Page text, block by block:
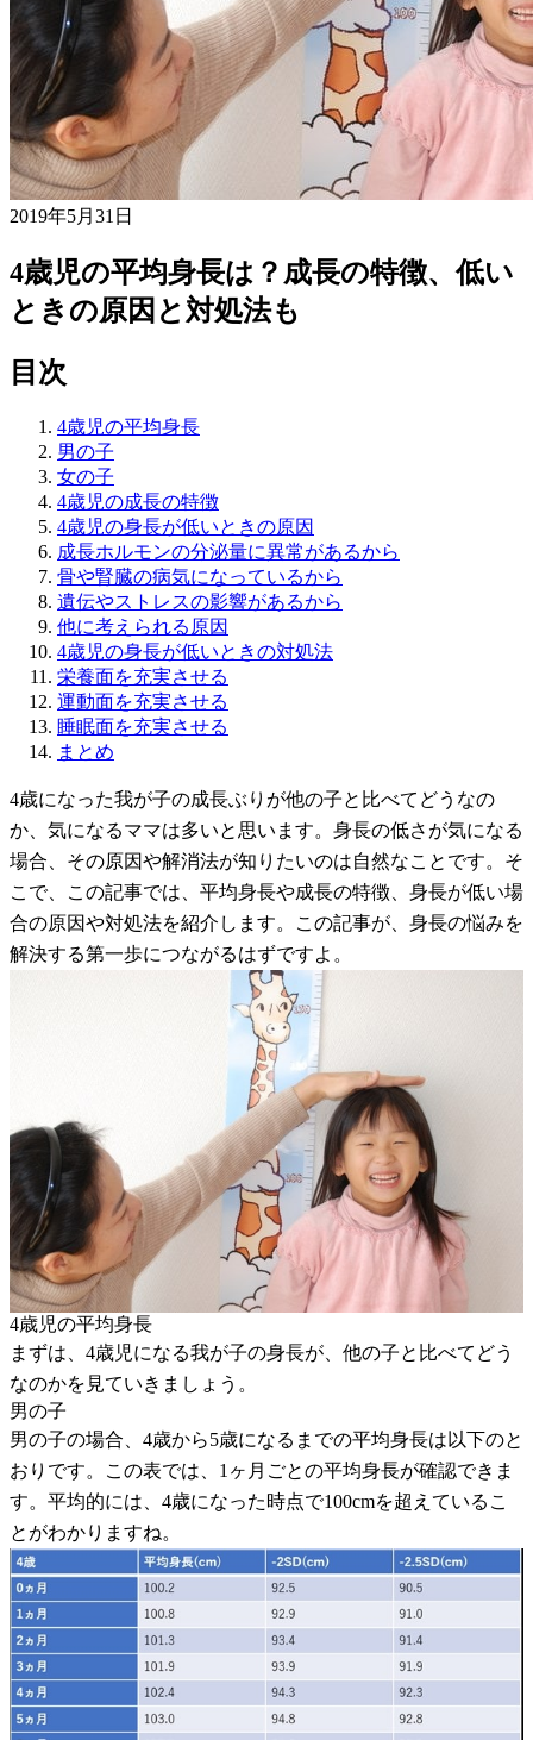
2019年5月31日
4歳児の平均身長は？成長の特徴、低い
ときの原因と対処法も
目次
4歳児の平均身長
男の子
女の子
4歳児の成長の特徴
4歳児の身長が低いときの原因
成長ホルモンの分泌量に異常があるから
骨や腎臓の病気になっているから
遺伝やストレスの影響があるから
他に考えられる原因
4歳児の身長が低いときの対処法
栄養面を充実させる
運動面を充実させる
睡眠面を充実させる
まとめ
4歳になった我が子の成長ぶりが他の子と比べてどうなの
か、気になるママは多いと思います。身長の低さが気になる
場合、その原因や解消法が知りたいのは自然なことです。そ
こで、この記事では、平均身長や成長の特徴、身長が低い場
合の原因や対処法を紹介します。この記事が、身長の悩みを
解決する第一歩につながるはずですよ。
4歳児の平均身長
まずは、4歳児になる我が子の身長が、他の子と比べてどう
なのかを見ていきましょう。
男の子
男の子の場合、4歳から5歳になるまでの平均身長は以下のと
おりです。この表では、1ヶ月ごとの平均身長が確認できま
す。平均的には、4歳になった時点で100cmを超えているこ
とがわかりますね。